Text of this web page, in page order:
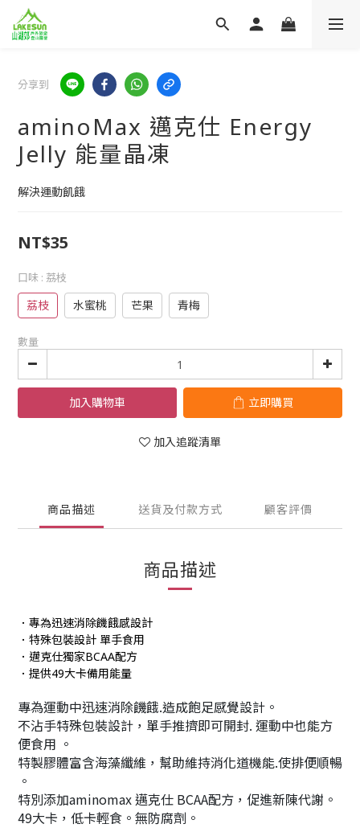
分享到
aminoMax 邁克仕 Energy
Jelly 能量晶凍
解決運動飢餓
NT$35
口味 : 荔枝
荔枝 水蜜桃 芒果 青梅
數量
加入購物車 立即購買
加入追蹤清單
商品描述 送貨及付款方式 顧客評價
商品描述
．專為迅速消除饑餓感設計
．特殊包裝設計 單手食用
．邁克仕獨家BCAA配方
．提供49大卡備用能量
專為運動中迅速消除饑餓.造成飽足感覺設計。
不沾手特殊包裝設計，單手推擠即可開封. 運動中也能方
便食用 。
特製膠體富含海藻纖維，幫助維持消化道機能.使排便順暢
。
特別添加aminomax 邁克仕 BCAA配方，促進新陳代謝。
49大卡，低卡輕食。無防腐劑。